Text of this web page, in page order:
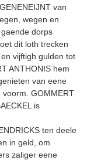
van
wegen en
dorps
dit loth trecken
vijftigh gulden tot
ANTHONIS hem
van eene
GOMMERT
is
ten deele
in geld, om
zaliger eene